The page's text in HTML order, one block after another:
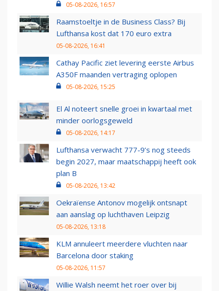
05-08-2026, 16:57
Raamstoeltje in de Business Class? Bij
Lufthansa kost dat 170 euro extra
05-08-2026, 16:41
Cathay Pacific ziet levering eerste Airbus
A350F maanden vertraging oplopen
05-08-2026, 15:25
El Al noteert snelle groei in kwartaal met
minder oorlogsgeweld
05-08-2026, 14:17
Lufthansa verwacht 777-9’s nog steeds
begin 2027, maar maatschappij heeft ook
plan B
05-08-2026, 13:42
Oekraïense Antonov mogelijk ontsnapt
aan aanslag op luchthaven Leipzig
05-08-2026, 13:18
KLM annuleert meerdere vluchten naar
Barcelona door staking
05-08-2026, 11:57
Willie Walsh neemt het roer over bij